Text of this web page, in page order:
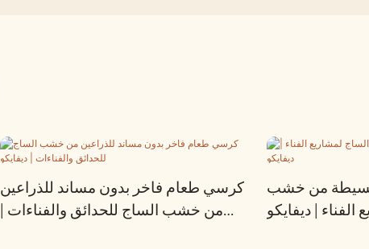
كرسي طعام فاخر بدون مساند للذراعين
من خشب الساج للحدائق والفناءات |
بسيطة من خشب
الفناء | ديفايكو